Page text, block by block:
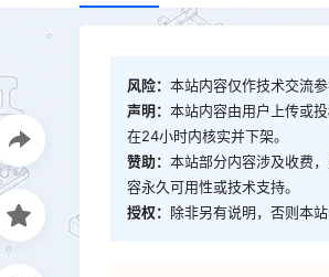
风险： 本站内容仅作技术交流
声明： 本站内容由用户上传或
在24小时内核实并下架。
赞助： 本站部分内容涉及收费
容永久可用性或技术支持。
授权： 除非另有说明，否则本